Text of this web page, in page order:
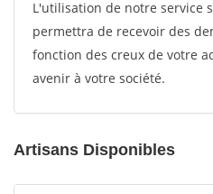
L'utilisation de notre service
permettra de recevoir des
fonction des creux de votre
avenir à votre société.
Artisans Disponibles